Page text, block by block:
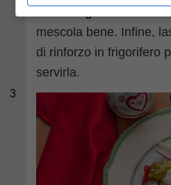
3
mescola bene. Infine,
di rinforzo in frigorifero
servirla.